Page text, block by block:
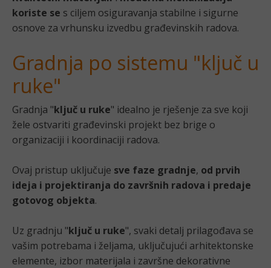
koriste se s ciljem osiguravanja stabilne i sigurne
osnove za vrhunsku izvedbu građevinskih radova.
Gradnja po sistemu "ključ u
ruke"
Gradnja "ključ u ruke" idealno je rješenje za sve koji
žele ostvariti građevinski projekt bez brige o
organizaciji i koordinaciji radova.
Ovaj pristup uključuje sve faze gradnje, od prvih
ideja i projektiranja do završnih radova i predaje
gotovog objekta.
Uz gradnju "ključ u ruke", svaki detalj prilagođava se
vašim potrebama i željama, uključujući arhitektonske
elemente, izbor materijala i završne dekorativne